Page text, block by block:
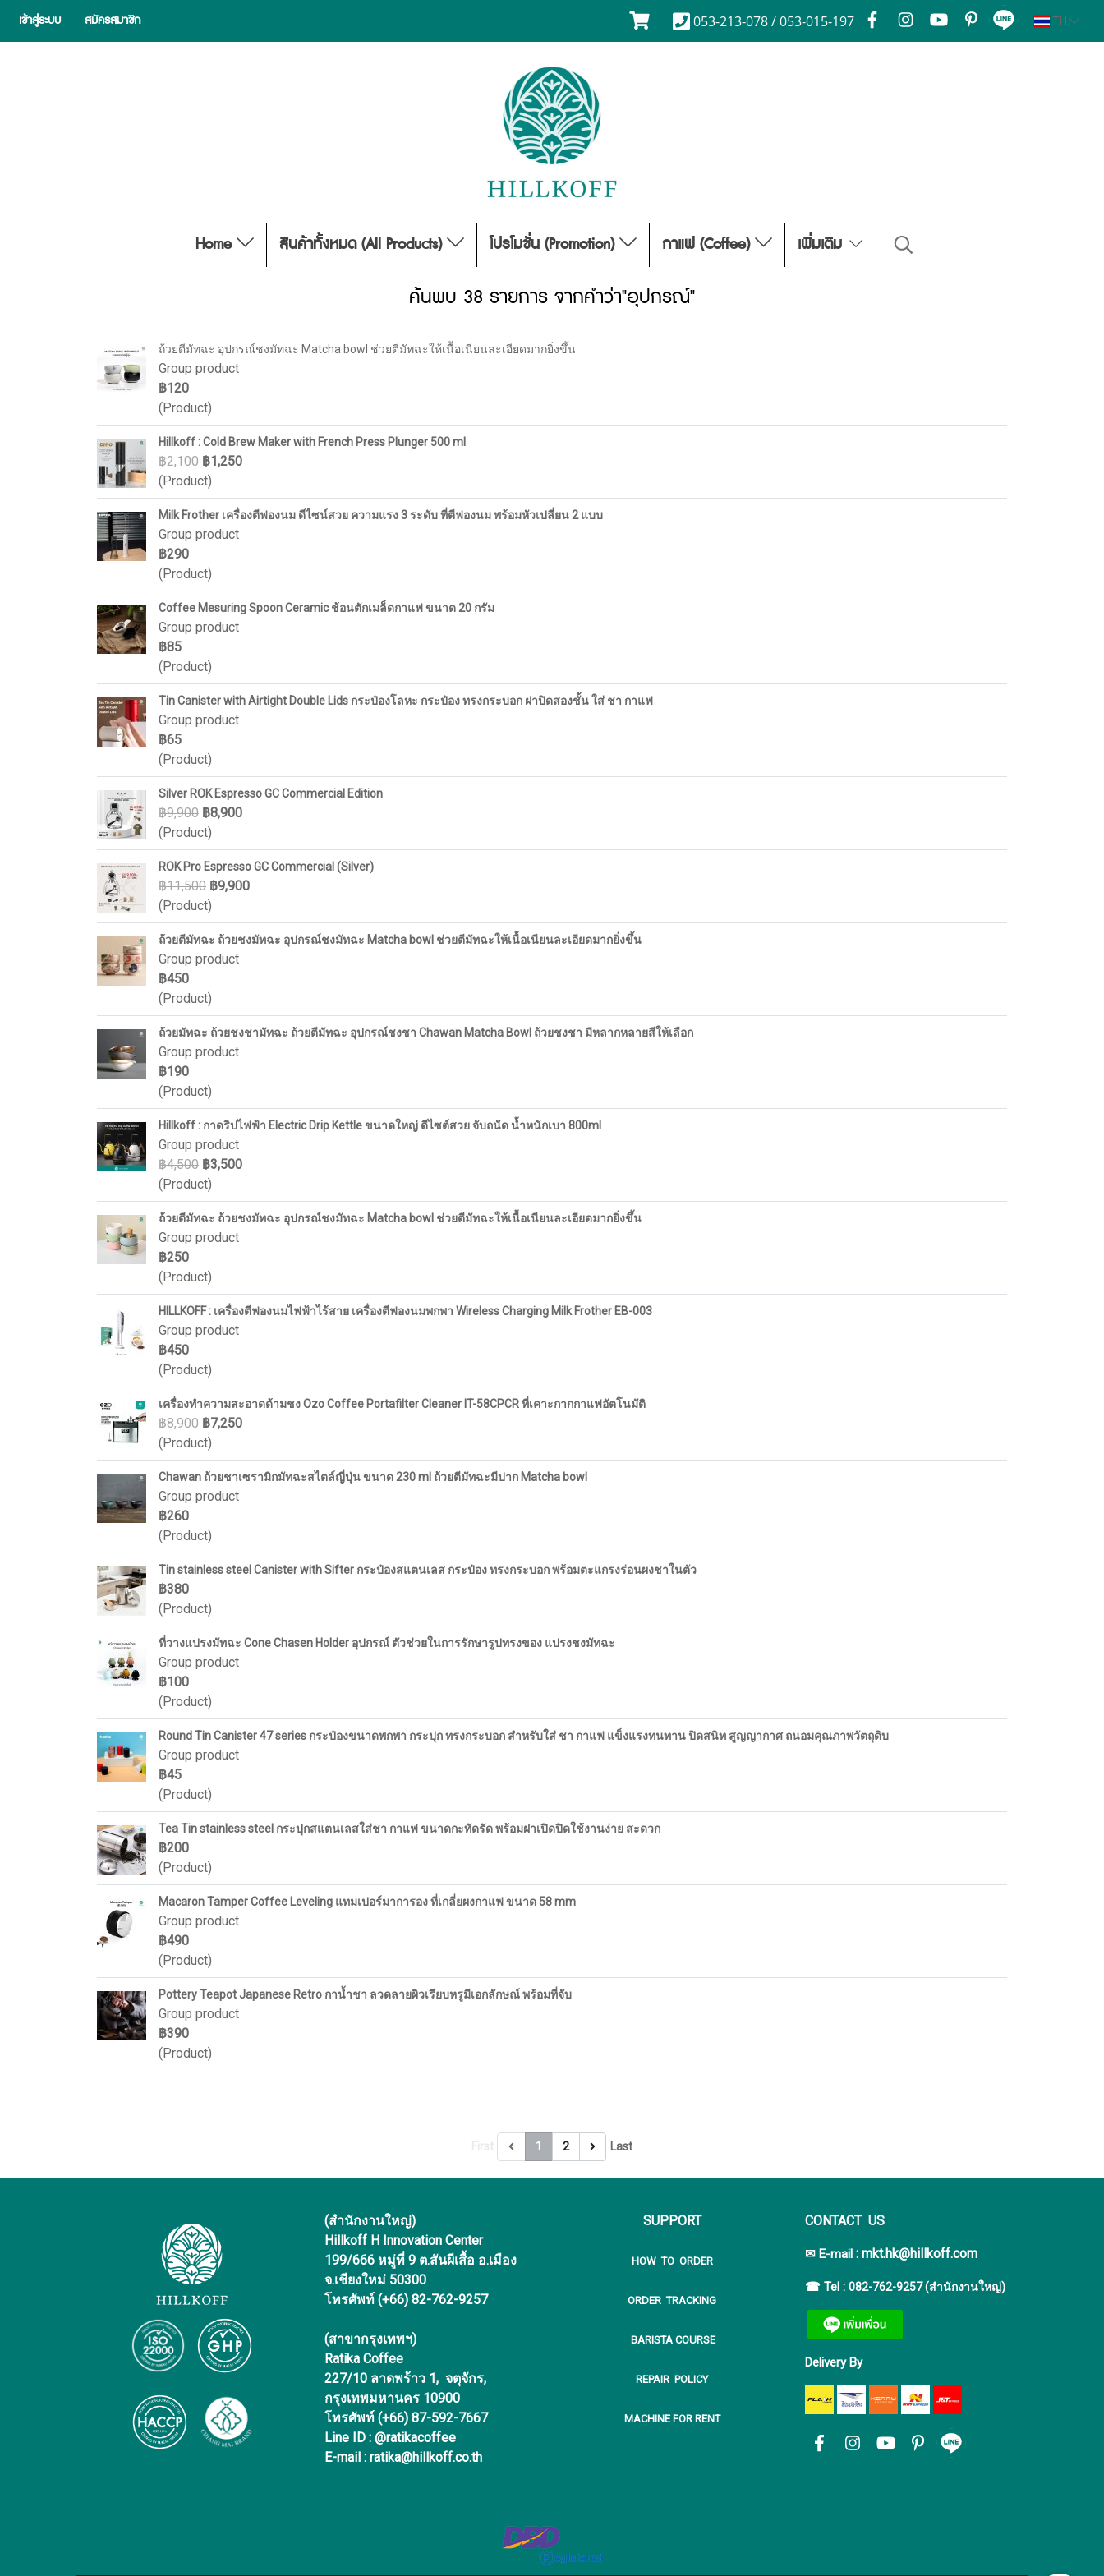
เข้าสู่ระบบ สมัครสมาชิก 053-213-078 / 053-015-197 TH
Home สินค้าทั้งหมด (All Products) โปรโมชั่น (Promotion) กาแฟ (Coffee) เพิ่มเติม
ค้นพบ 38 รายการ จากคำว่า"อุปกรณ์"
ถ้วยตีมัทฉะ อุปกรณ์ชงมัทฉะ Matcha bowl ช่วยตีมัทฉะให้เนื้อเนียนละเอียดมากยิ่งขึ้น
Group product
฿120
(Product)
Hillkoff : Cold Brew Maker with French Press Plunger 500 ml
฿2,100 ฿1,250
(Product)
Milk Frother เครื่องตีฟองนม ดีไซน์สวย ความแรง 3 ระดับ ที่ตีฟองนม พร้อมหัวเปลี่ยน 2 แบบ
Group product
฿290
(Product)
Coffee Mesuring Spoon Ceramic ช้อนตักเมล็ดกาแฟ ขนาด 20 กรัม
Group product
฿85
(Product)
Tin Canister with Airtight Double Lids กระป๋องโลหะ กระป๋อง ทรงกระบอก ฝาปิดสองชั้น ใส่ ชา กาแฟ
Group product
฿65
(Product)
Silver ROK Espresso GC Commercial Edition
฿9,900 ฿8,900
(Product)
ROK Pro Espresso GC Commercial (Silver)
฿11,500 ฿9,900
(Product)
ถ้วยตีมัทฉะ ถ้วยชงมัทฉะ อุปกรณ์ชงมัทฉะ Matcha bowl ช่วยตีมัทฉะให้เนื้อเนียนละเอียดมากยิ่งขึ้น
Group product
฿450
(Product)
ถ้วยมัทฉะ ถ้วยชงชามัทฉะ ถ้วยตีมัทฉะ อุปกรณ์ชงชา Chawan Matcha Bowl ถ้วยชงชา มีหลากหลายสีให้เลือก
Group product
฿190
(Product)
Hillkoff : กาดริปไฟฟ้า Electric Drip Kettle ขนาดใหญ่ ดีไซต์สวย จับถนัด น้ำหนักเบา 800ml
Group product
฿4,500 ฿3,500
(Product)
ถ้วยตีมัทฉะ ถ้วยชงมัทฉะ อุปกรณ์ชงมัทฉะ Matcha bowl ช่วยตีมัทฉะให้เนื้อเนียนละเอียดมากยิ่งขึ้น
Group product
฿250
(Product)
HILLKOFF : เครื่องตีฟองนมไฟฟ้าไร้สาย เครื่องตีฟองนมพกพา Wireless Charging Milk Frother EB-003
Group product
฿450
(Product)
เครื่องทำความสะอาดด้ามชง Ozo Coffee Portafilter Cleaner IT-58CPCR ที่เคาะกากกาแฟอัตโนมัติ
฿8,900 ฿7,250
(Product)
Chawan ถ้วยชาเซรามิกมัทฉะสไตล์ญี่ปุ่น ขนาด 230 ml ถ้วยตีมัทฉะมีปาก Matcha bowl
Group product
฿260
(Product)
Tin stainless steel Canister with Sifter กระป๋องสแตนเลส กระป๋อง ทรงกระบอก พร้อมตะแกรงร่อนผงชาในตัว
฿380
(Product)
ที่วางแปรงมัทฉะ Cone Chasen Holder อุปกรณ์ ตัวช่วยในการรักษารูปทรงของ แปรงชงมัทฉะ
Group product
฿100
(Product)
Round Tin Canister 47 series กระป๋องขนาดพกพา กระปุก ทรงกระบอก สำหรับใส่ ชา กาแฟ แข็งแรงทนทาน ปิดสนิท สูญญากาศ ถนอมคุณภาพวัตถุดิบ
Group product
฿45
(Product)
Tea Tin stainless steel กระปุกสแตนเลสใส่ชา กาแฟ ขนาดกะทัดรัด พร้อมฝาเปิดปิดใช้งานง่าย สะดวก
฿200
(Product)
Macaron Tamper Coffee Leveling แทมเปอร์มาการอง ที่เกลี่ยผงกาแฟ ขนาด 58 mm
Group product
฿490
(Product)
Pottery Teapot Japanese Retro กาน้ำชา ลวดลายผิวเรียบหรูมีเอกลักษณ์ พร้อมที่จับ
Group product
฿390
(Product)
1 2 Last
(สำนักงานใหญ่)
Hillkoff H Innovation Center
199/666 หมู่ที่ 9 ต.สันผีเสื้อ อ.เมือง
จ.เชียงใหม่ 50300
โทรศัพท์ (+66) 82-762-9257
(สาขากรุงเทพฯ)
Ratika Coffee
227/10 ลาดพร้าว 1, จตุจักร,
กรุงเทพมหานคร 10900
โทรศัพท์ (+66) 87-592-7667
Line ID : @ratikacoffee
E-mail : ratika@hillkoff.co.th
SUPPORT
HOW TO ORDER
ORDER TRACKING
BARISTA COURSE
REPAIR POLICY
MACHINE FOR RENT
CONTACT US
✉ E-mail:mkt.hk@hillkoff.com
☎ Tel : 082-762-9257 (สำนักงานใหญ่)
Delivery By